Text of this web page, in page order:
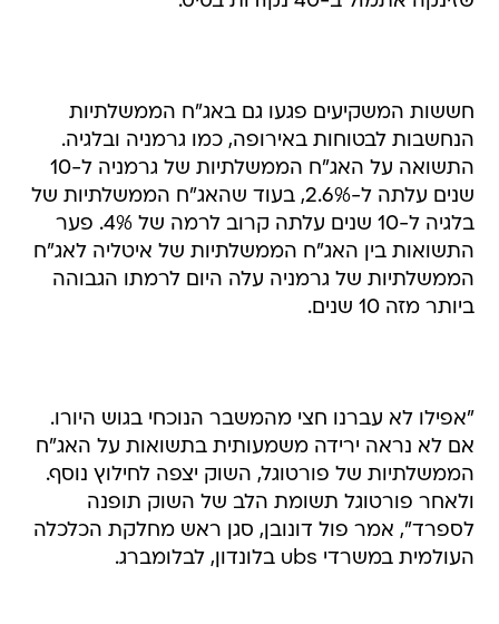
התשואה על האג"ח הממשלתיות של גרמניה ל-10
שנים עלתה ל-2.6%, בעוד שהאג"ח הממשלתיות של
בלגיה ל-10 שנים עלתה קרוב לרמה של 4%. פער
התשואות בין האג"ח הממשלתיות של איטליה לאג"ח
הממשלתיות של גרמניה עלה היום לרמתו הגבוהה
ביותר מזה 10 שנים.
הממשלתיות של פורטוגל, השוק יצפה לחילוץ נוסף.
ולאחר פורטוגל תשומת הלב של השוק תופנה
לספרד", אמר פול דונובן, סגן ראש מחלקת הכלכלה
העולמית במשרדי ubs בלונדון, לבלומברג.